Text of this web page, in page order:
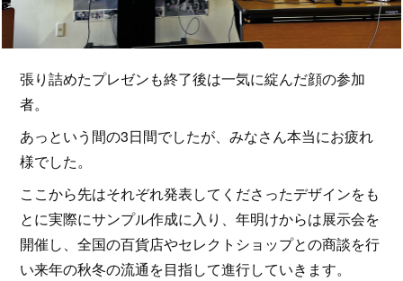
張り詰めたプレゼンも終了後は一気に綻んだ顔の参加
者。
あっという間の3日間でしたが、みなさん本当にお疲れ
様でした。
ここから先はそれぞれ発表してくださったデザインをも
とに実際にサンプル作成に入り、年明けからは展示会を
開催し、全国の百貨店やセレクトショップとの商談を行
い来年の秋冬の流通を目指して進行していきます。